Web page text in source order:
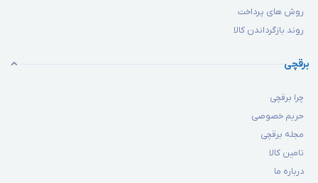
روش های پرداخت
روند بازگرداندن کالا
برقچی
چرا برقچی
حریم خصوصی
مجله برقچی
تامین کالا
درباره ما